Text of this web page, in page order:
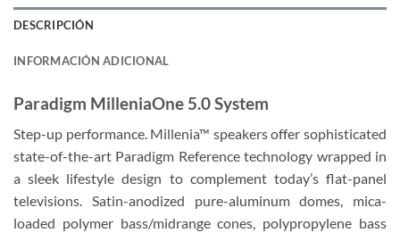
DESCRIPCIÓN
INFORMACIÓN ADICIONAL
Paradigm MilleniaOne 5.0 System
Step-up performance. Millenia™ speakers offer sophisticated
state-of-the-art Paradigm Reference technology wrapped in
a sleek lifestyle design to complement today’s flat-panel
televisions. Satin-anodized pure-aluminum domes, mica-
loaded polymer bass/midrange cones, polypropylene bass